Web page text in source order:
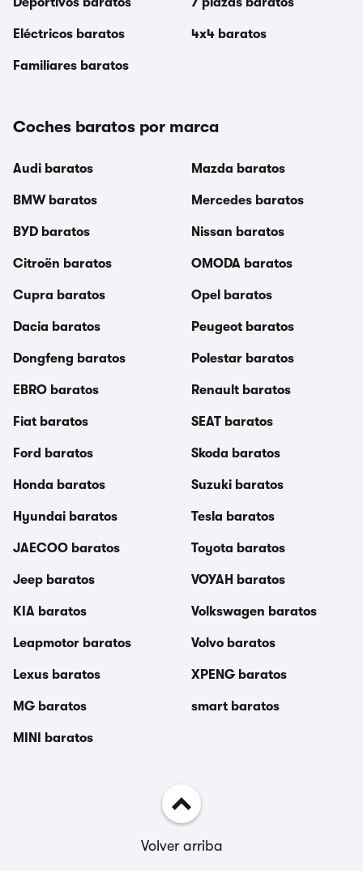
Eléctricos baratos
Familiares baratos
4x4 baratos
Coches baratos por marca
Audi baratos
BMW baratos
BYD baratos
Citroën baratos
Cupra baratos
Dacia baratos
Dongfeng baratos
EBRO baratos
Fiat baratos
Ford baratos
Honda baratos
Hyundai baratos
JAECOO baratos
Jeep baratos
KIA baratos
Leapmotor baratos
Lexus baratos
MG baratos
MINI baratos
Mazda baratos
Mercedes baratos
Nissan baratos
OMODA baratos
Opel baratos
Peugeot baratos
Polestar baratos
Renault baratos
SEAT baratos
Skoda baratos
Suzuki baratos
Tesla baratos
Toyota baratos
VOYAH baratos
Volkswagen baratos
Volvo baratos
XPENG baratos
smart baratos
Volver arriba